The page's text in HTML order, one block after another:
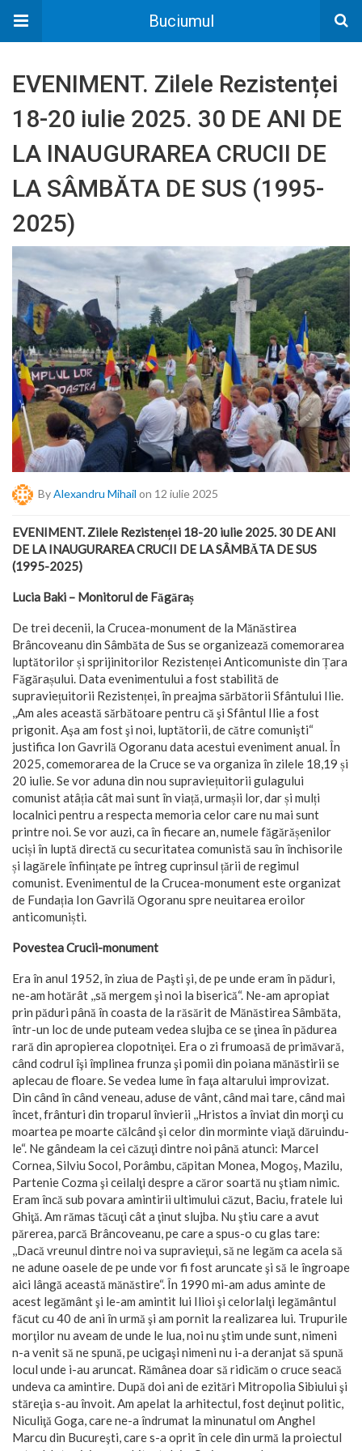
Buciumul
EVENIMENT. Zilele Rezistenței
18-20 iulie 2025. 30 DE ANI DE
LA INAUGURAREA CRUCII DE
LA SÂMBĂTA DE SUS (1995-
2025)
By Alexandru Mihail on 12 iulie 2025
EVENIMENT. Zilele Rezistenței 18-20 iulie 2025. 30 DE ANI
DE LA INAUGURAREA CRUCII DE LA SÂMBĂTA DE SUS
(1995-2025)
Lucia Baki – Monitorul de Făgăraș
De trei decenii, la Crucea-monument de la Mănăstirea
Brâncoveanu din Sâmbăta de Sus se organizează comemorarea
luptătorilor și sprijinitorilor Rezistenței Anticomuniste din Țara
Făgărașului. Data evenimentului a fost stabilită de
supraviețuitorii Rezistenței, în preajma sărbătorii Sfântului Ilie.
,,Am ales această sărbătoare pentru că şi Sfântul Ilie a fost
prigonit. Aşa am fost şi noi, luptătorii, de către comunişti“
justifica Ion Gavrilă Ogoranu data acestui eveniment anual. În
2025, comemorarea de la Cruce se va organiza în zilele 18,19 și
20 iulie. Se vor aduna din nou supraviețuitorii gulagului
comunist atâția cât mai sunt în viață, urmașii lor, dar și mulți
localnici pentru a respecta memoria celor care nu mai sunt
printre noi. Se vor auzi, ca în fiecare an, numele făgărășenilor
uciși în luptă directă cu securitatea comunistă sau în închisorile
și lagărele înființate pe întreg cuprinsul țării de regimul
comunist. Evenimentul de la Crucea-monument este organizat
de Fundația Ion Gavrilă Ogoranu spre neuitarea eroilor
anticomuniști.
Povestea Crucii-monument
Era în anul 1952, în ziua de Paşti şi, de pe unde eram în păduri,
ne-am hotărât ,,să mergem şi noi la biserică“. Ne-am apropiat
prin păduri până în coasta de la răsărit de Mănăstirea Sâmbăta,
într-un loc de unde puteam vedea slujba ce se ţinea în pădurea
rară din apropierea clopotniţei. Era o zi frumoasă de primăvară,
când codrul îşi împlinea frunza şi pomii din poiana mănăstirii se
aplecau de floare. Se vedea lume în faţa altarului improvizat.
Din când în când veneau, aduse de vânt, când mai tare, când mai
încet, frânturi din troparul învierii ,,Hristos a înviat din morţi cu
moartea pe moarte călcând şi celor din morminte viaţă dăruindu-
le“. Ne gândeam la cei căzuţi dintre noi până atunci: Marcel
Cornea, Silviu Socol, Porâmbu, căpitan Monea, Mogoş, Mazilu,
Partenie Cozma şi ceilalţi despre a căror soartă nu ştiam nimic.
Eram încă sub povara amintirii ultimului căzut, Baciu, fratele lui
Ghiţă. Am rămas tăcuţi cât a ţinut slujba. Nu ştiu care a avut
părerea, parcă Brâncoveanu, pe care a spus-o cu glas tare:
,,Dacă vreunul dintre noi va supravieţui, să ne legăm ca acela să
ne adune oasele de pe unde vor fi fost aruncate şi să le îngroape
aici lângă această mănăstire“. În 1990 mi-am adus aminte de
acest legământ şi le-am amintit lui Ilioi şi celorlalţi legământul
făcut cu 40 de ani în urmă şi am pornit la realizarea lui. Trupurile
morţilor nu aveam de unde le lua, noi nu ştim unde sunt, nimeni
n-a venit să ne spună, pe ucigaşi nimeni nu i-a deranjat să spună
locul unde i-au aruncat. Rămânea doar să ridicăm o cruce seacă
undeva ca amintire. După doi ani de ezitări Mitropolia Sibiului şi
stăreţia s-au învoit. Am apelat la arhitectul, fost deţinut politic,
Niculiţă Goga, care ne-a îndrumat la minunatul om Anghel
Marcu din Bucureşti, care s-a oprit în cele din urmă la proiectul